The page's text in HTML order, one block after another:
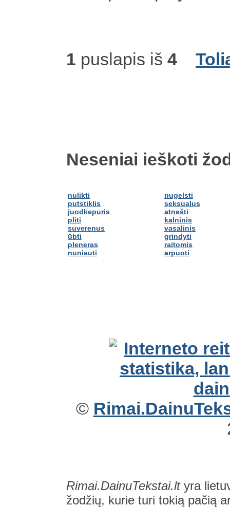
1 puslapis iš 4
Neseniai ieškoti
nulikti
putstiklis
juodkepuris
pliti
suverenus
ūbti
pleneras
nuniauti
nugelsti
seksualus
atnešti
kalninis
vasalinis
grindyti
raitomis
arpuoti
©
Rimai.DainuTekstai.ltyra
žodžių, kurie turi tokią pačią